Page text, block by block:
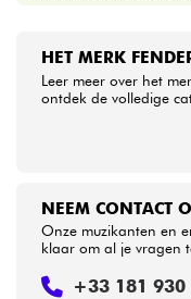
HET MERK
Leer meer over het
ontdek de volledige
NEEM CONTACT
Onze muzikanten en
klaar om al je vragen
+33 181 930